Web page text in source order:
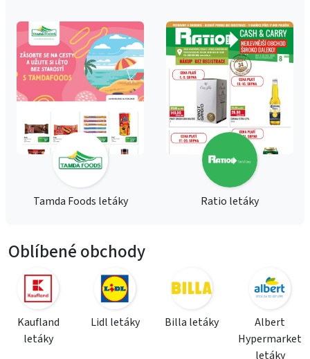
Tamda Foods letáky Ratio letáky
Oblíbené obchody
Kaufland
letáky
Lidl letáky Billa letáky
Albert
Hypermarket
letáky